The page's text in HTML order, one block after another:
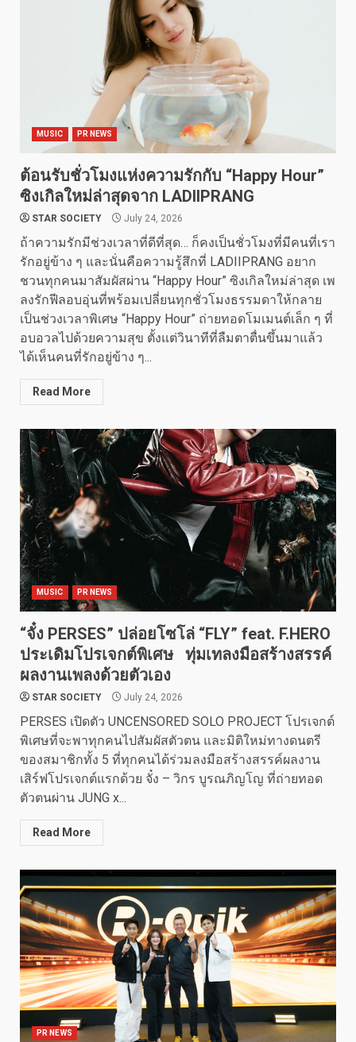
MUSIC PR NEWS
ต้อนรับชั่วโมงแห่งความรักกับ “Happy Hour”
ซิงเกิลใหม่ล่าสุดจาก LADIIPRANG
STAR SOCIETY July 24, 2026
ถ้าความรักมีช่วงเวลาที่ดีที่สุด… ก็คงเป็นชั่วโมงที่มีคนที่เรา
รักอยู่ข้าง ๆ และนั่นคือความรู้สึกที่ LADIIPRANG อยาก
ชวนทุกคนมาสัมผัสผ่าน “Happy Hour” ซิงเกิลใหม่ล่าสุด เพ
ลงรักฟีลอบอุ่นที่พร้อมเปลี่ยนทุกชั่วโมงธรรมดาให้กลาย
เป็นช่วงเวลาพิเศษ “Happy Hour” ถ่ายทอดโมเมนต์เล็ก ๆ ที่
อบอวลไปด้วยความสุข ตั้งแต่วินาทีที่ลืมตาตื่นขึ้นมาแล้ว
ได้เห็นคนที่รักอยู่ข้าง ๆ...
Read More
MUSIC PR NEWS
“จั๋ง PERSES” ปล่อยโซโล่ “FLY” feat. F.HERO
ประเดิมโปรเจกต์พิเศษ ทุ่มเทลงมือสร้างสรรค์
ผลงานเพลงด้วยตัวเอง
STAR SOCIETY July 24, 2026
PERSES เปิดตัว UNCENSORED SOLO PROJECT โปรเจกต์
พิเศษที่จะพาทุกคนไปสัมผัสตัวตน และมิติใหม่ทางดนตรี
ของสมาชิกทั้ง 5 ที่ทุกคนได้ร่วมลงมือสร้างสรรค์ผลงาน
เสิร์ฟโปรเจกต์แรกด้วย จั๋ง – วิกร บูรณภิญโญ ที่ถ่ายทอด
ตัวตนผ่าน JUNG x...
Read More
PR NEWS